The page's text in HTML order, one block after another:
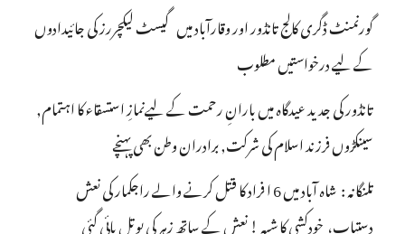
گورنمنٹ ڈگری کالج تانڈور اور وقارآباد میں گیسٹ لیکچررز کی جائیدادوں
کے لیے درخواستیں مطلوب
تانڈور کی جدید عیدگاہ میں بارانِ رحمت کے لیےنمازِ استسقاء کا اہتمام,
سینکڑوں فرزند اسلام کی شرکت, برادران وطن بھی پہنچے
تلنگانہ : شاہ آباد میں 6 ا فراد کا قتل کرنے والے راجکمار کی نعش
دستیاب، خودکشی کا شبہ ! نعش کے ساتھ زہر کی بوتل پائی گئی